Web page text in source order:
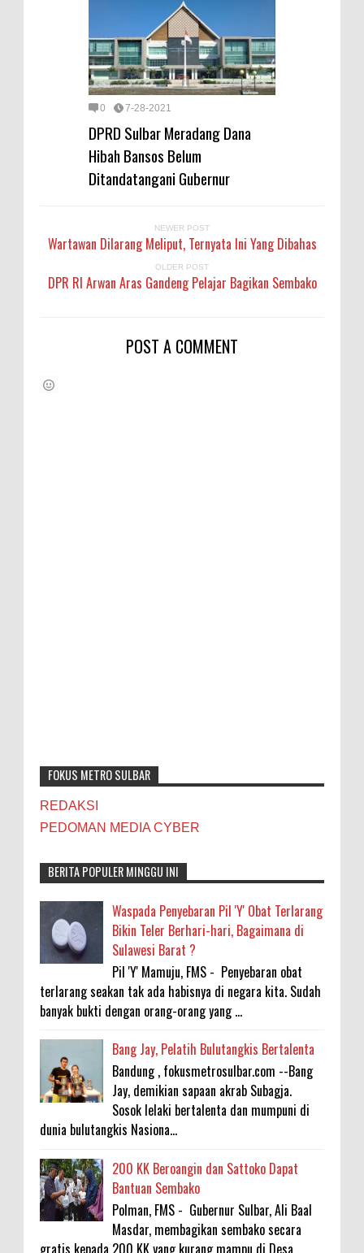
0 7-28-2021
DPRD Sulbar Meradang Dana
Hibah Bansos Belum
Ditandatangani Gubernur
NEWER POST
Wartawan Dilarang Meliput, Ternyata Ini Yang Dibahas
OLDER POST
DPR RI Arwan Aras Gandeng Pelajar Bagikan Sembako
POST A COMMENT
FOKUS METRO SULBAR
REDAKSI
PEDOMAN MEDIA CYBER
BERITA POPULER MINGGU INI
Waspada Penyebaran Pil 'Y' Obat Terlarang
Bikin Teler Berhari-hari, Bagaimana di
Sulawesi Barat ?
Pil 'Y' Mamuju, FMS - Penyebaran obat
terlarang seakan tak ada habisnya di negara kita. Sudah
banyak bukti dengan orang-orang yang ...
Bang Jay, Pelatih Bulutangkis Bertalenta
Bandung , fokusmetrosulbar.com --Bang
Jay, demikian sapaan akrab Subagja.
Sosok lelaki bertalenta dan mumpuni di
dunia bulutangkis Nasiona...
200 KK Beroangin dan Sattoko Dapat
Bantuan Sembako
Polman, FMS - Gubernur Sulbar, Ali Baal
Masdar, membagikan sembako secara
gratis kepada 200 KK yang kurang mampu di Desa